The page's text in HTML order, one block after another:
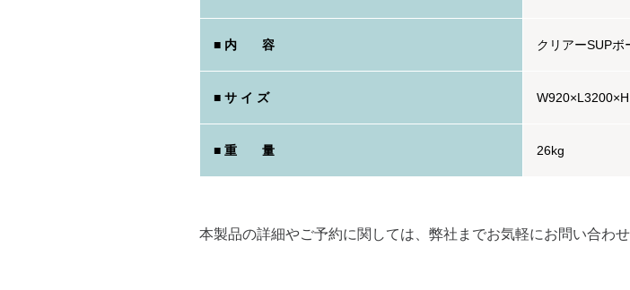
■ 内 容 クリアーSUPボ
■ サ イ ズ
■ 重 量 26kg
本製品の詳細やご予約に関しては、弊社までお気軽にお問い合わせ